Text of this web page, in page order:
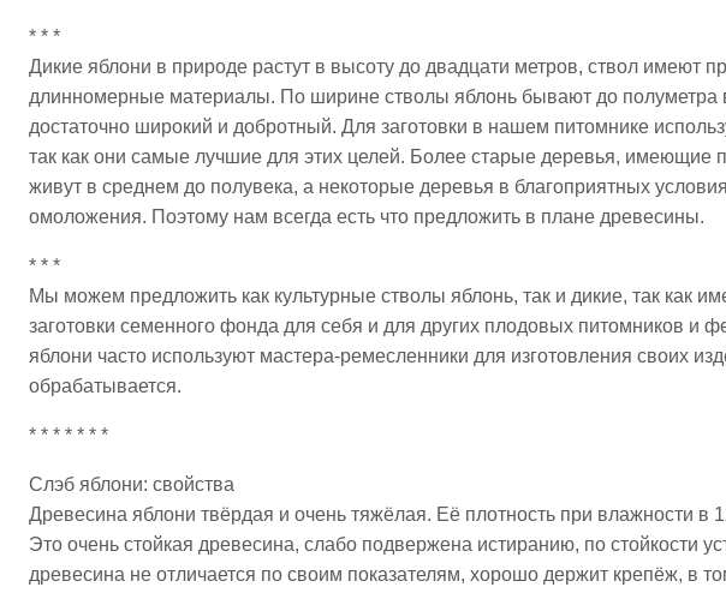
* * *
Дикие яблони в природе растут в высоту до двадцати метров, ствол имеют
длинномерные материалы. По ширине стволы яблонь бывают до полуметра
достаточно широкий и добротный. Для заготовки в нашем питомнике
так как они самые лучшие для этих целей. Более старые деревья, имеющие
живут в среднем до полувека, а некоторые деревья в благоприятных
омоложения. Поэтому нам всегда есть что предложить в плане древесины.
* * *
Мы можем предложить как культурные стволы яблонь, так и дикие, так как
заготовки семенного фонда для себя и для других плодовых питомников и
яблони часто используют мастера-ремесленники для изготовления своих
обрабатывается.
* * * * * * *
Слэб яблони: свойства
Древесина яблони твёрдая и очень тяжёлая. Её плотность при влажности в
Это очень стойкая древесина, слабо подвержена истиранию, по стойкости
древесина не отличается по своим показателям, хорошо держит крепёж, в